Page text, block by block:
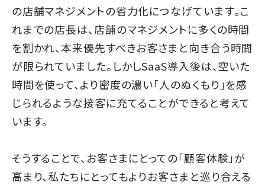
の店舗マネジメントの省力化につなげています。こ
れまでの店長は、店舗のマネジメントに多くの時間
を割かれ、本来優先すべきお客さまと向き合う時間
が限られていました。しかしSaaS導入後は、空いた
時間を使って、より密度の濃い「人のぬくもり」を感
じられるような接客に充てることができると考えて
います。
そうすることで、お客さまにとっての「顧客体験」が
高まり、私たちにとってもよりお客さまと巡り合える